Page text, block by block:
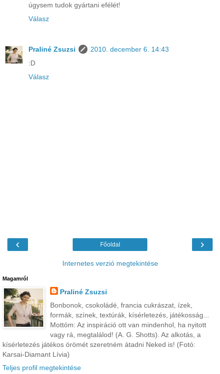
úgysem tudok gyártani efélét!
Válasz
Praliné Zsuzsi
2010. december 6. 14:43
:D
Válasz
‹ ›
Főoldal
Internetes verzió megtekintése
Magamról
Praliné Zsuzsi
Bonbonok, csokoládé, francia cukrászat, ízek,
formák, színek, textúrák, kísérletezés, játékosság...
Mottóm: Az inspiráció ott van mindenhol, ha nyitott
vagy rá, megtalálod! (A. G. Shotts). Az alkotás, a
kísérletezés játékos örömét szeretném átadni Neked is! (Fotó:
Karsai-Diamant Lívia)
Teljes profil megtekintése